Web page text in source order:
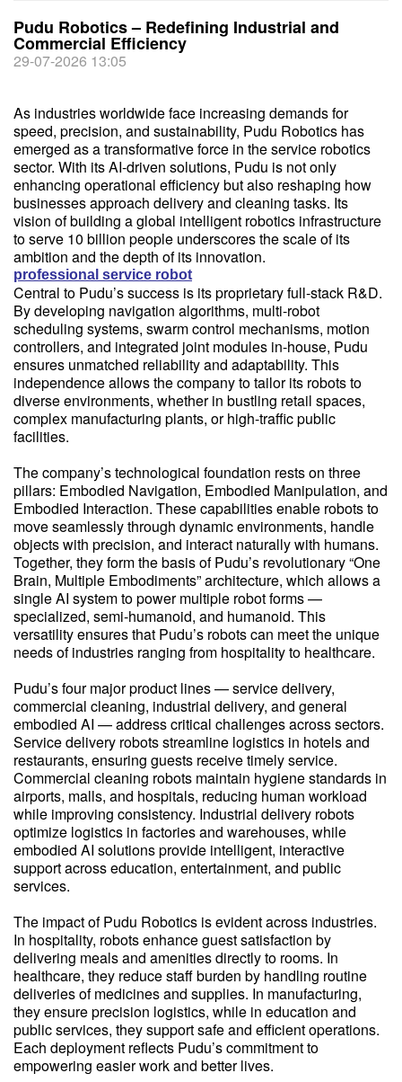
Pudu Robotics – Redefining Industrial and
Commercial Efficiency
29-07-2026 13:05
As industries worldwide face increasing demands for
speed, precision, and sustainability, Pudu Robotics has
emerged as a transformative force in the service robotics
sector. With its AI-driven solutions, Pudu is not only
enhancing operational efficiency but also reshaping how
businesses approach delivery and cleaning tasks. Its
vision of building a global intelligent robotics infrastructure
to serve 10 billion people underscores the scale of its
ambition and the depth of its innovation.
professional service robot
Central to Pudu’s success is its proprietary full-stack R&D.
By developing navigation algorithms, multi-robot
scheduling systems, swarm control mechanisms, motion
controllers, and integrated joint modules in-house, Pudu
ensures unmatched reliability and adaptability. This
independence allows the company to tailor its robots to
diverse environments, whether in bustling retail spaces,
complex manufacturing plants, or high-traffic public
facilities.
The company’s technological foundation rests on three
pillars: Embodied Navigation, Embodied Manipulation, and
Embodied Interaction. These capabilities enable robots to
move seamlessly through dynamic environments, handle
objects with precision, and interact naturally with humans.
Together, they form the basis of Pudu’s revolutionary “One
Brain, Multiple Embodiments” architecture, which allows a
single AI system to power multiple robot forms —
specialized, semi-humanoid, and humanoid. This
versatility ensures that Pudu’s robots can meet the unique
needs of industries ranging from hospitality to healthcare.
Pudu’s four major product lines — service delivery,
commercial cleaning, industrial delivery, and general
embodied AI — address critical challenges across sectors.
Service delivery robots streamline logistics in hotels and
restaurants, ensuring guests receive timely service.
Commercial cleaning robots maintain hygiene standards in
airports, malls, and hospitals, reducing human workload
while improving consistency. Industrial delivery robots
optimize logistics in factories and warehouses, while
embodied AI solutions provide intelligent, interactive
support across education, entertainment, and public
services.
The impact of Pudu Robotics is evident across industries.
In hospitality, robots enhance guest satisfaction by
delivering meals and amenities directly to rooms. In
healthcare, they reduce staff burden by handling routine
deliveries of medicines and supplies. In manufacturing,
they ensure precision logistics, while in education and
public services, they support safe and efficient operations.
Each deployment reflects Pudu’s commitment to
empowering easier work and better lives.